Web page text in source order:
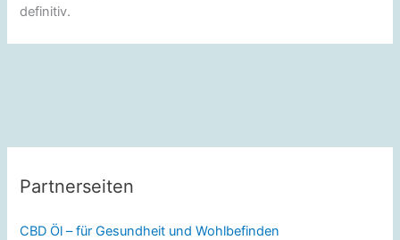
definitiv.
Partnerseiten
CBD Öl – für Gesundheit und Wohlbefinden